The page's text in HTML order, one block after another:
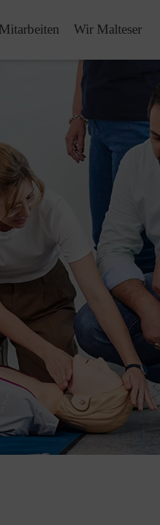
Mitarbeiten Wir Malteser